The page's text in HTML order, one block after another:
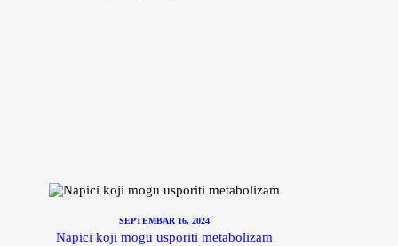
SEPTEMBAR 16, 2024
Napici koji mogu usporiti metabolizam